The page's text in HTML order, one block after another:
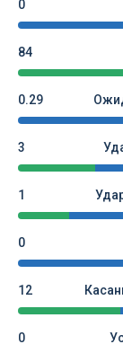
0
84
0.29
3
1
0
12
0